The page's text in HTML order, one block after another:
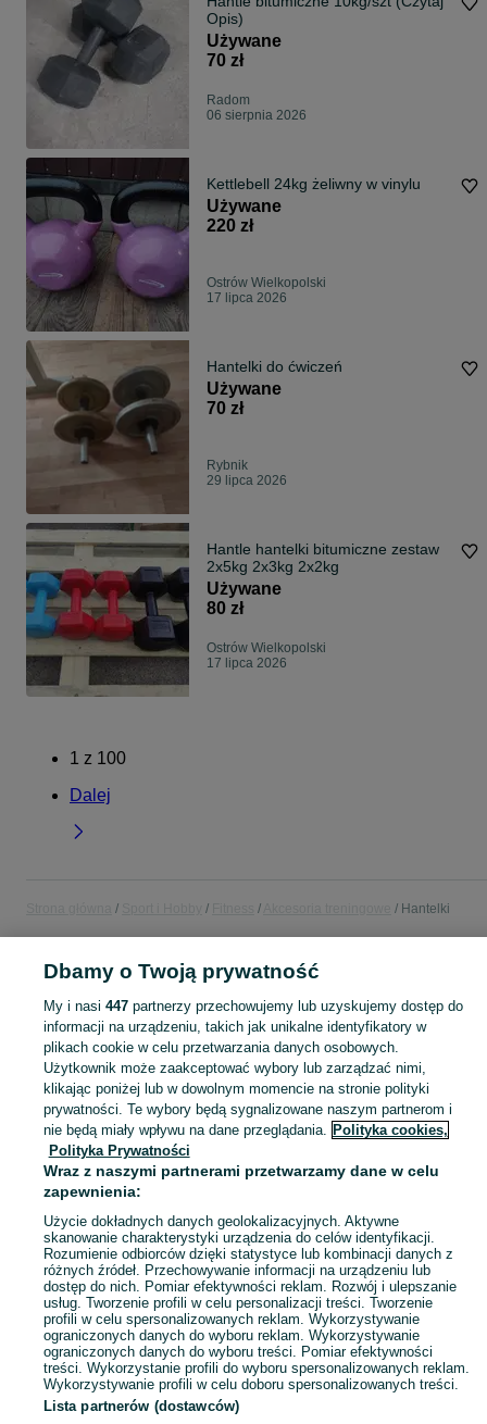
Opis)
Używane
70 zł
Radom
06 sierpnia 2026
Kettlebell 24kg żeliwny w vinylu
Używane
220 zł
Ostrów Wielkopolski
17 lipca 2026
Hantelki do ćwiczeń
Używane
70 zł
Rybnik
29 lipca 2026
Hantle hantelki bitumiczne zestaw
2x5kg 2x3kg 2x2kg
Używane
80 zł
Ostrów Wielkopolski
17 lipca 2026
1 z 100
Dalej
Hantelki
POLSKA
KATEGORIA
Zobacz
Mapa kategorii
Mapa miejscowości
Mapa ministron
Popularne wyszukiwania
Dbamy o Twoją prywatność
My i nasi 447partnerzy przechowujemy lub uzyskujemy dostęp do
informacji na urządzeniu, takich jak unikalne identyfikatory w
plikach cookie w celu przetwarzania danych osobowych.
Użytkownik może zaakceptować wybory lub zarządzać nimi,
klikając poniżej lub w dowolnym momencie na stronie polityki
prywatności. Te wybory będą sygnalizowane naszym partnerom i
nie będą miały wpływu na dane przeglądania. Polityka cookies,
Polityka Prywatności
Wraz z naszymi partnerami przetwarzamy dane w celu
zapewnienia:
Użycie dokładnych danych geolokalizacyjnych. Aktywne
skanowanie charakterystyki urządzenia do celów identyfikacji.
Rozumienie odbiorców dzięki statystyce lub kombinacji danych z
różnych źródeł. Przechowywanie informacji na urządzeniu lub
dostęp do nich. Pomiar efektywności reklam. Rozwój i ulepszanie
usług. Tworzenie profili w celu personalizacji treści. Tworzenie
profili w celu spersonalizowanych reklam. Wykorzystywanie
ograniczonych danych do wyboru reklam. Wykorzystywanie
ograniczonych danych do wyboru treści. Pomiar efektywności
treści. Wykorzystanie profili do wyboru spersonalizowanych reklam.
Wykorzystywanie profili w celu doboru spersonalizowanych treści.
Lista partnerów (dostawców)